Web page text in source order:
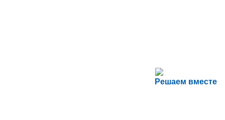
Решаем вместе
Сложности с
Сообщите об этом